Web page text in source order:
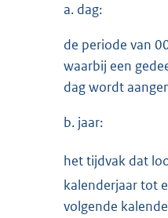
a. dag:
de periode van
waarbij een
dag wordt
b. jaar:
het tijdvak dat
kalenderjaar tot
volgende